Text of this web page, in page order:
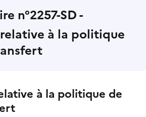
n°2257-SD -
à la politique
à la politique de